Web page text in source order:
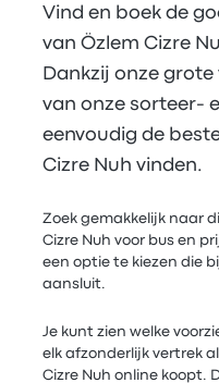
Vind en boek de
van Özlem Cizre
Dankzij onze
van onze sorteer-
eenvoudig de
Cizre Nuh vinden.
Zoek gemakkelijk naar
Cizre Nuh voor bus en
een optie te kiezen die
aansluit.
Je kunt zien welke
elk afzonderlijk vertrek
Cizre Nuh online koopt.